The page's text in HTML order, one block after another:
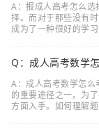
A：报成人高考怎么
择。而对于那些没有
成为了一种很好的学
Q：成人高考数学
A：成人高考数学怎
的重要途径之一。为
方面入手。如何理解